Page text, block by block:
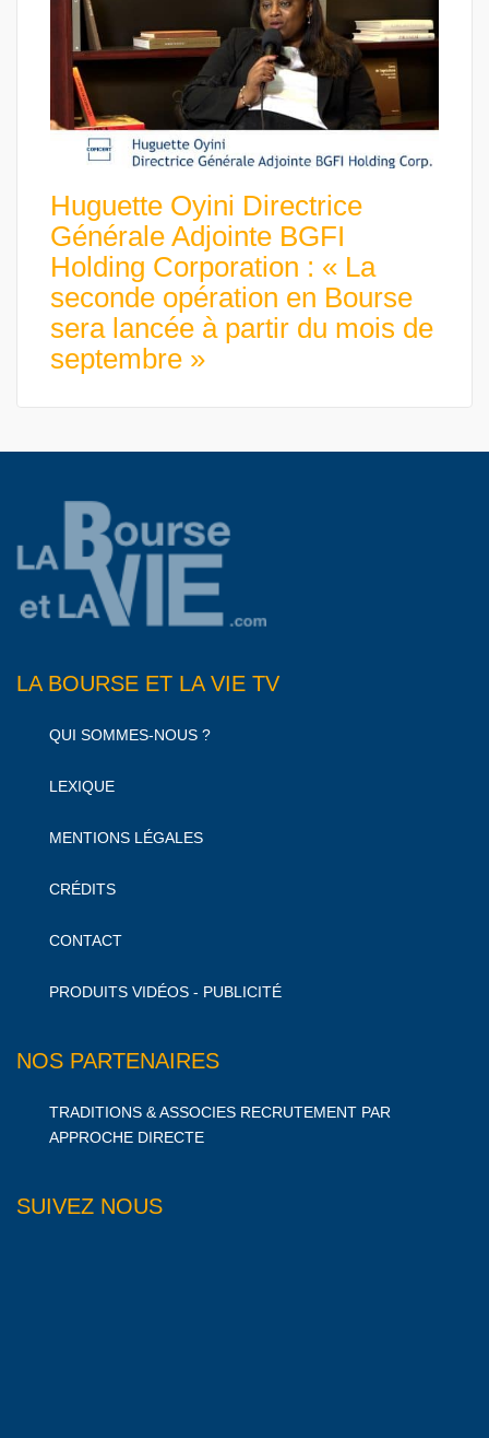
Huguette Oyini Directrice
Générale Adjointe BGFI
Holding Corporation : « La
seconde opération en Bourse
sera lancée à partir du mois de
septembre »
LA BOURSE ET LA VIE TV
QUI SOMMES-NOUS ?
LEXIQUE
MENTIONS LÉGALES
CRÉDITS
CONTACT
PRODUITS VIDÉOS - PUBLICITÉ
NOS PARTENAIRES
TRADITIONS & ASSOCIES RECRUTEMENT PAR
APPROCHE DIRECTE
SUIVEZ NOUS